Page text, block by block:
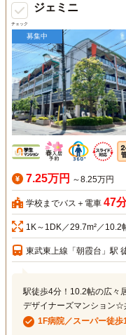
チェック
ジェミニ
募集中
7.25万円 ～8.25万円
学校までバス＋電車 47
1K～1DK／29.7m²／10.2
東武東上線「朝霞台」駅
駅徒歩4分！10.2帖の広々
デザイナーズマンション☆
1F病院／スーパー徒